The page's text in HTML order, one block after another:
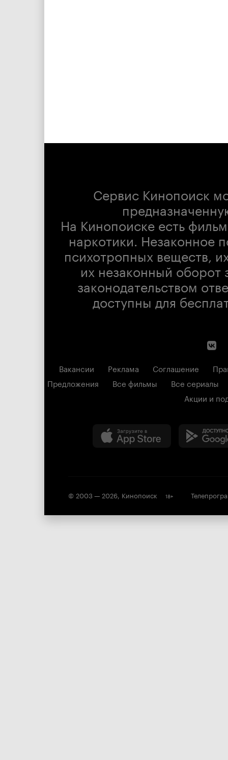
Сервис Кинопоиск
На Кинопоиске есть
наркотики. Незаконное
психотропных веществ,
их незаконный оборот
законодательством
доступны для
Вакансии Реклама Соглашение
Предложения
Все фильмы
Все сериалы
Акции и
© 2003 — 2026, Кинопоиск 18+